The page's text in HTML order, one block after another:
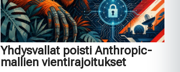
Yhdysvallat poisti Anthropic-
mallien vientirajoitukset